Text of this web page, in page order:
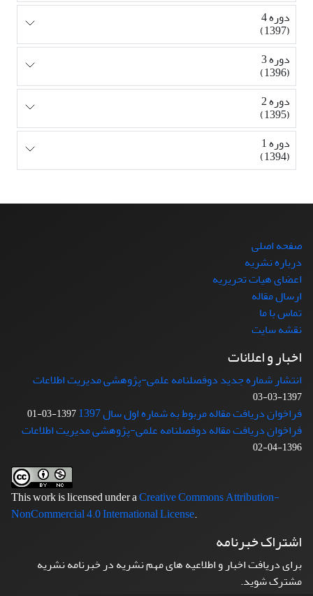
دوره 4
(1397)
دوره 3
(1396)
دوره 2
(1395)
دوره 1
(1394)
صفحه اصلی
درباره نشریه
اعضای هیات تحریریه
ارسال مقاله
تماس با ما
نقشه سایت
اخبار و اعلانات
انتشار شماره جدید دوفصلنامه علمی-پژوهشی مدیریت اطلاعات
1397-03-03
فراخوان دریافت مقاله مربوط به شماره اول سال 1397 1397-03-01
فراخوان دریافت مقاله دوفصلنامه علمی-پژوهشی مدیریت اطلاعات
1396-04-02
This work is licensed under aCreative Commons Attribution-
NonCommercial 4.0 International License.
اشتراک خبرنامه
برای دریافت اخبار و اطلاعیه های مهم نشریه در خبرنامه نشریه
مشترک شوید.